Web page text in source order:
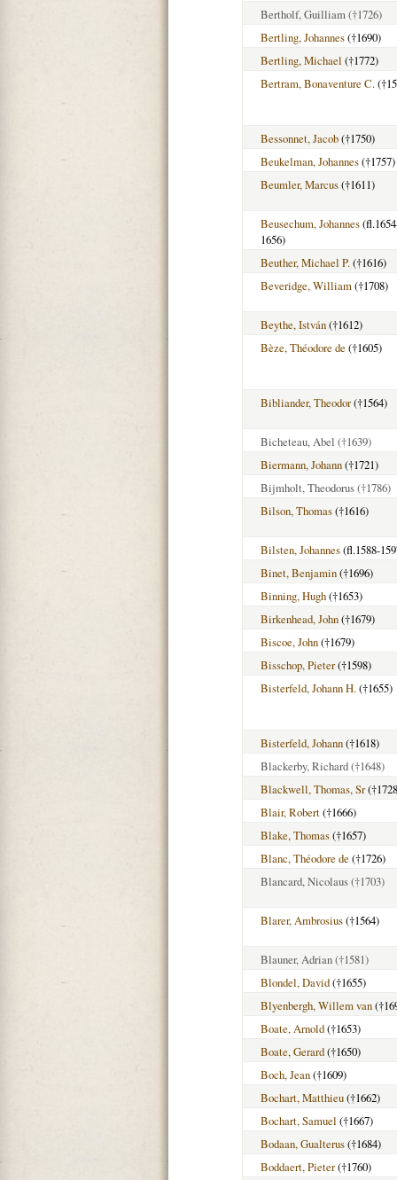
Bertholf, Guilliam(†1726)
Bertling, Johannes(†1690)
Bertling, Michael (†1772)
Bertram, Bonaventure C.
Bessonnet, Jacob(†1750)
Beukelman, Johannes(†1757)
Beumler, Marcus(†1611)
Beusechum, Johannes
1656)
Beuther, Michael P.(†1616)
Beveridge, William(†1708)
Beythe, István(†1612)
Bèze, Théodore de (†1605)
Bibliander, Theodor(†1564)
Bicheteau, Abel (†1639)
Biermann, Johann(†1721)
Bijmholt, Theodorus(†1786)
Bilson, Thomas(†1616)
Bilsten, Johannes(fl.1588-
Binet, Benjamin(†1696)
Binning, Hugh(†1653)
Birkenhead, John(†1679)
Biscoe, John(†1679)
Bisschop, Pieter(†1598)
Bisterfeld, Johann H.(†1655)
Bisterfeld, Johann(†1618)
Blackerby, Richard(†1648)
Blackwell, Thomas, Sr
Blair, Robert(†1666)
Blake, Thomas(†1657)
Blanc, Théodore de (†1726)
Blancard, Nicolaus(†1703)
Blarer, Ambrosius(†1564)
Blauner, Adrian(†1581)
Blondel, David(†1655)
Blyenbergh, Willem van
Boate, Arnold(†1653)
Boate, Gerard(†1650)
Boch, Jean(†1609)
Bochart, Matthieu(†1662)
Bochart, Samuel (†1667)
Bodaan, Gualterus(†1684)
Boddaert, Pieter(†1760)